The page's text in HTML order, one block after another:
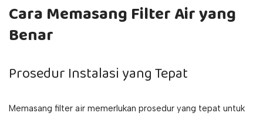
Cara Memasang Filter Air yang
Benar
Prosedur Instalasi yang Tepat
Memasang filter air memerlukan prosedur yang tepat untuk